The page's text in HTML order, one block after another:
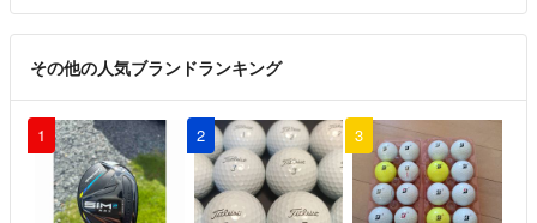
その他の人気ブランドランキング
1 2 3